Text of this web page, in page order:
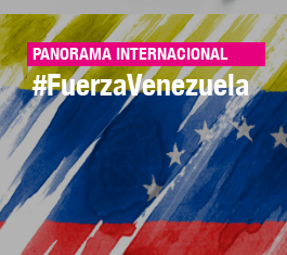
PANORAMA INTERNACIONAL
#FuerzaVenezuela